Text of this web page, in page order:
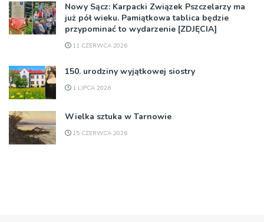
Nowy Sącz: Karpacki Związek Pszczelarzy ma
już pół wieku. Pamiątkowa tablica będzie
przypominać to wydarzenie [ZDJĘCIA]
11 CZERWCA 2026
150. urodziny wyjątkowej siostry
1 LIPCA 2026
Wielka sztuka w Tarnowie
15 CZERWCA 2026